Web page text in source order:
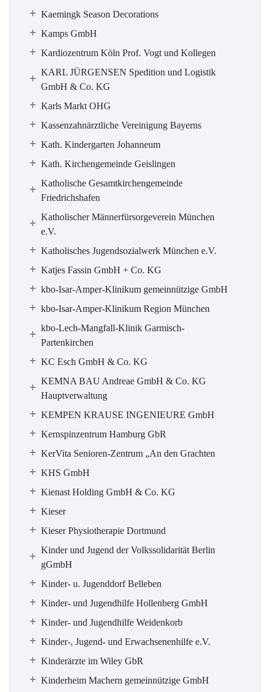
Kaemingk Season Decorations
Kamps GmbH
Kardiozentrum Köln Prof. Vogt und Kollegen
KARL JÜRGENSEN Spedition und Logistik
GmbH & Co. KG
Karls Markt OHG
Kassenzahnärztliche Vereinigung Bayerns
Kath. Kindergarten Johanneum
Kath. Kirchengemeinde Geislingen
Katholische Gesamtkirchengemeinde
Friedrichshafen
Katholischer Männerfürsorgeverein München
e.V.
Katholisches Jugendsozialwerk München e.V.
Katjes Fassin GmbH + Co. KG
kbo-Isar-Amper-Klinikum gemeinnützige GmbH
kbo-Isar-Amper-Klinikum Region München
kbo-Lech-Mangfall-Klinik Garmisch-
Partenkirchen
KC Esch GmbH & Co. KG
KEMNA BAU Andreae GmbH & Co. KG
Hauptverwaltung
KEMPEN KRAUSE INGENIEURE GmbH
Kernspinzentrum Hamburg GbR
KerVita Senioren-Zentrum „An den Grachten
KHS GmbH
Kienast Holding GmbH & Co. KG
Kieser
Kieser Physiotherapie Dortmund
Kinder und Jugend der Volkssolidarität Berlin
gGmbH
Kinder- u. Jugenddorf Belleben
Kinder- und Jugendhilfe Hollenberg GmbH
Kinder- und Jugendhilfe Weidenkorb
Kinder-, Jugend- und Erwachsenenhilfe e.V.
Kinderärzte im Wiley GbR
Kinderheim Machern gemeinnützige GmbH